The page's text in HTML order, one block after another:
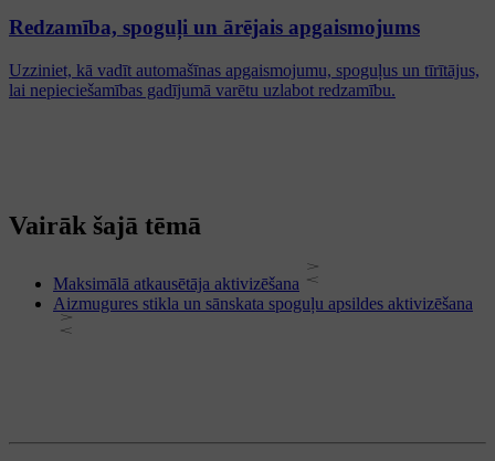
Redzamība, spoguļi un ārējais apgaismojums
Uzziniet, kā vadīt automašīnas apgaismojumu, spoguļus un tīrītājus,
lai nepieciešamības gadījumā varētu uzlabot redzamību.
Vairāk šajā tēmā
Maksimālā atkausētāja aktivizēšana
Aizmugures stikla un sānskata spoguļu apsildes aktivizēšana